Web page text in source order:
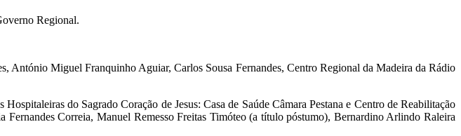
Regional.
Miguel Franquinho Aguiar, Carlos Sousa Fernandes, Centro Regional da Madeira da Rádio
do Sagrado Coração de Jesus: Casa de Saúde Câmara Pestana e Centro de Reabilitação
Fernandes Correia, Manuel Remesso Freitas Timóteo (a título póstumo), Bernardino Arlindo Raleira